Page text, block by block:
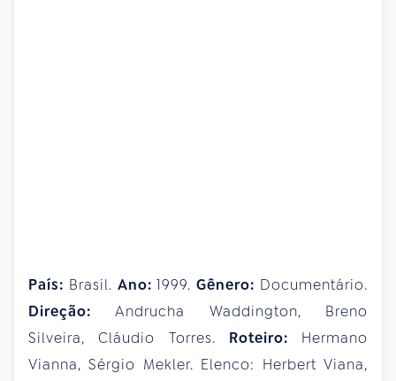
País: Brasil. Ano:1999.Gênero: Documentário.
Direção:Andrucha Waddington, Breno
Silveira, Cláudio Torres. Roteiro: Hermano
Vianna, Sérgio Mekler. Elenco: Herbert Viana,